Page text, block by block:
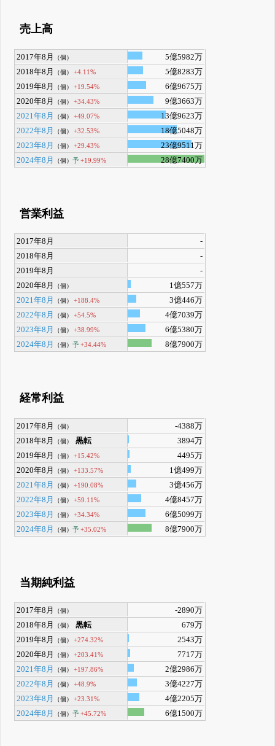
売上高
2017年8月 （個）
5億5982万
2018年8月
（個） +4.11%
5億8283万
2019年8月
（個） +19.54%
6億9675万
2020年8月
（個） +34.43%
9億3663万
2021年8月
（個） +49.07%
13億9623万
2022年8月
（個） +32.53%
18億5048万
2023年8月
（個） +29.43%
23億9511万
2024年8月
（個）予+19.99% 28億7400万
営業利益
2017年8月
-
2018年8月
-
2019年8月
-
2020年8月
（個）
1億557万
2021年8月
（個） +188.4%
3億446万
2022年8月
（個） +54.5%
4億7039万
2023年8月
（個） +38.99%
6億5380万
2024年8月
（個）予+34.44% 8億7900万
経常利益
2017年8月 （個）
-4388万
2018年8月
（個） 黒転
3894万
2019年8月
（個） +15.42%
4495万
2020年8月
（個） +133.57%
1億499万
2021年8月
（個） +190.08%
3億456万
2022年8月
（個） +59.11%
4億8457万
2023年8月
（個） +34.34%
6億5099万
2024年8月
（個）予+35.02% 8億7900万
当期純利益
2017年8月 （個）
-2890万
2018年8月
（個） 黒転
679万
2019年8月
（個） +274.32%
2543万
2020年8月
（個） +203.41%
7717万
2021年8月
（個） +197.86%
2億2986万
2022年8月
（個） +48.9%
3億4227万
2023年8月
（個） +23.31%
4億2205万
2024年8月
（個）予+45.72% 6億1500万